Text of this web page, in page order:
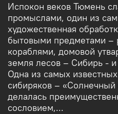
Испокон веков Тюмень
промыслами, один из
художественная
бытовыми предметами –
кораблями, домовой
земля лесов – Сибирь -
Одна из самых
сибиряков –
делалась
сословием,...